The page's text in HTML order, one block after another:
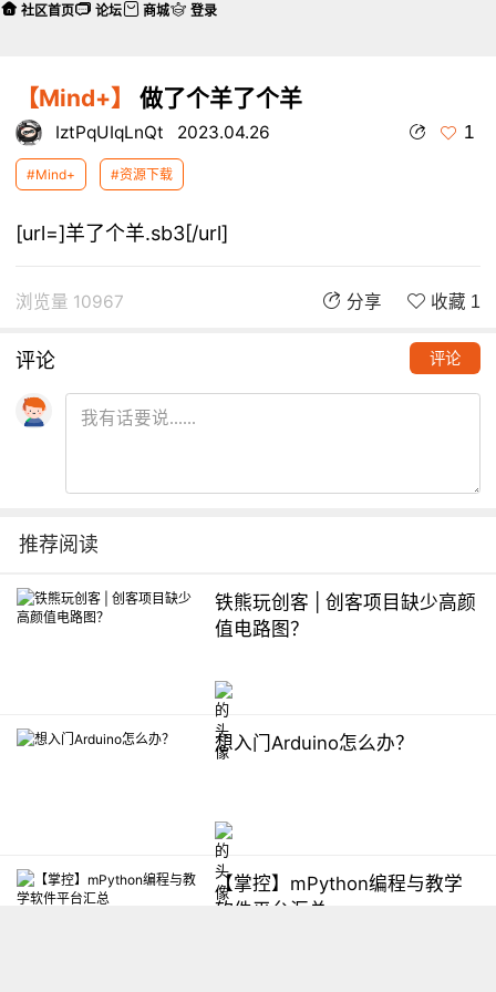
【Mind+】 做了个羊了个羊
IztPqUIqLnQt 2023.04.26 1
#Mind+ #资源下载
[url=]羊了个羊.sb3[/url]
浏览量 10967 分享 收藏 1
评论 评论
推荐阅读
铁熊玩创客 | 创客项目缺少高颜
值电路图？
想入门Arduino怎么办？
【掌控】mPython编程与教学
软件平台汇总
社区首页 论坛 商城 登录